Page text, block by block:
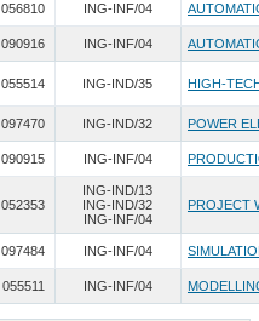
056810 ING-INF/04
090916 ING-INF/04
055514 ING-IND/35 HIGH-
097470 ING-IND/32 POWER
090915 ING-INF/04
052353
ING-IND/13
ING-IND/32
ING-INF/04
PROJECT
097484 ING-INF/04
055511 ING-INF/04